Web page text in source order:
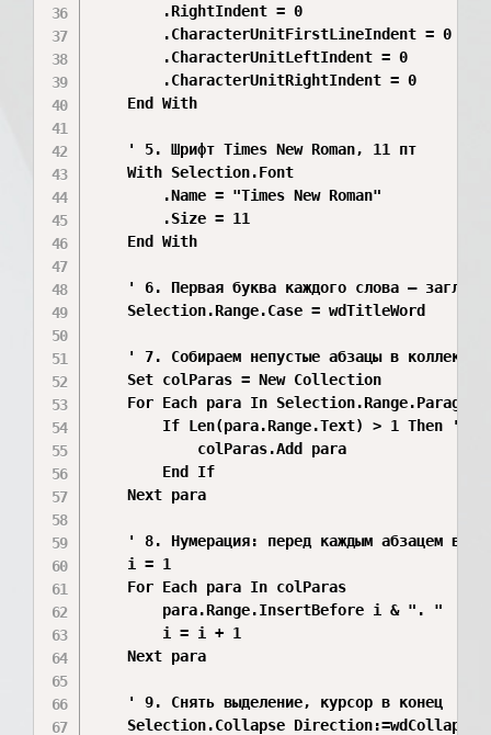
        .RightIndent = 0
        .CharacterUnitFirstLineIndent = 0
        .CharacterUnitLeftIndent = 0
        .CharacterUnitRightIndent = 0
    End With
    ' 5. Шрифт Times New Roman, 11 пт
    With Selection.Font
        .Name = "Times New Roman"
        .Size = 11
    End With
' 6. Первая буква каждого слова —
    Selection.Range.Case = wdTitleWord
' 7. Собираем непустые абзацы в
    Set colParas = New Collection
For Each para In
If Len(para.Range.Text) > 1 Then '
            colParas.Add para
        End If
    Next para
' 8. Нумерация: перед каждым абзацем
    i = 1
    For Each para In colParas
        para.Range.InsertBefore i & ". "
        i = i + 1
    Next para
    ' 9. Снять выделение, курсор в конец
Selection.Collapse